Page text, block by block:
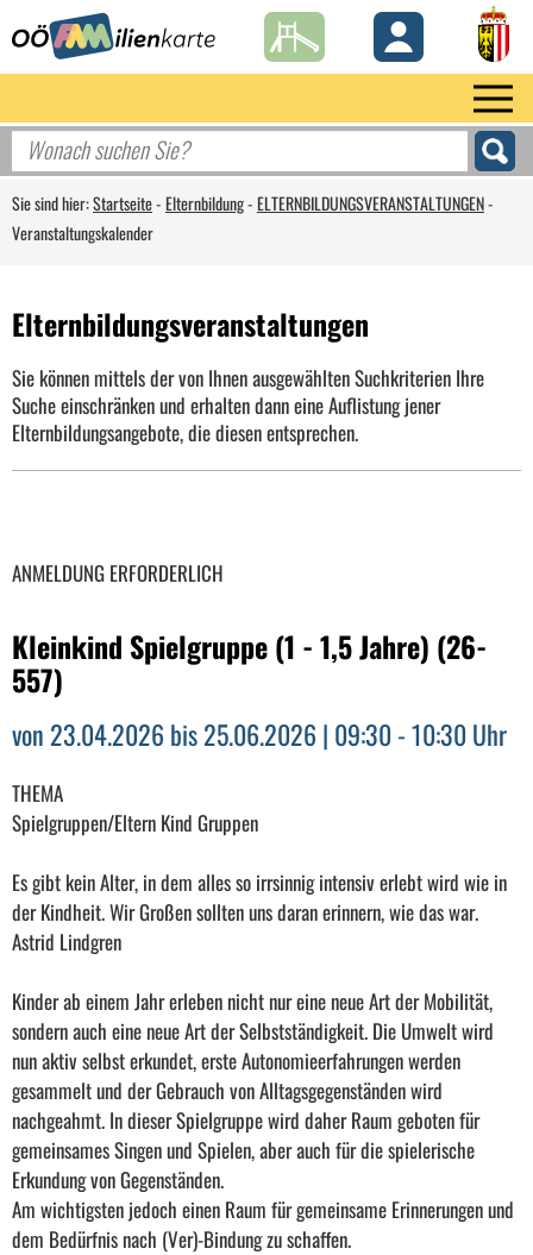
Sie sind hier:Startseite-Elternbildung-ELTERNBILDUNGSVERANSTALTUNGEN-
Veranstaltungskalender
Elternbildungsveranstaltungen
Sie können mittels der von Ihnen ausgewählten Suchkriterien Ihre
Suche einschränken und erhalten dann eine Auflistung jener
Elternbildungsangebote, die diesen entsprechen.
ANMELDUNG ERFORDERLICH
Kleinkind Spielgruppe (1 - 1,5 Jahre) (26-
557)
von 23.04.2026 bis 25.06.2026 | 09:30 - 10:30 Uhr
THEMA
Spielgruppen/Eltern Kind Gruppen
Es gibt kein Alter, in dem alles so irrsinnig intensiv erlebt wird wie in
der Kindheit. Wir Großen sollten uns daran erinnern, wie das war.
Astrid Lindgren
Kinder ab einem Jahr erleben nicht nur eine neue Art der Mobilität,
sondern auch eine neue Art der Selbstständigkeit. Die Umwelt wird
nun aktiv selbst erkundet, erste Autonomieerfahrungen werden
gesammelt und der Gebrauch von Alltagsgegenständen wird
nachgeahmt. In dieser Spielgruppe wird daher Raum geboten für
gemeinsames Singen und Spielen, aber auch für die spielerische
Erkundung von Gegenständen.
Am wichtigsten jedoch einen Raum für gemeinsame Erinnerungen und
dem Bedürfnis nach (Ver)-Bindung zu schaffen.